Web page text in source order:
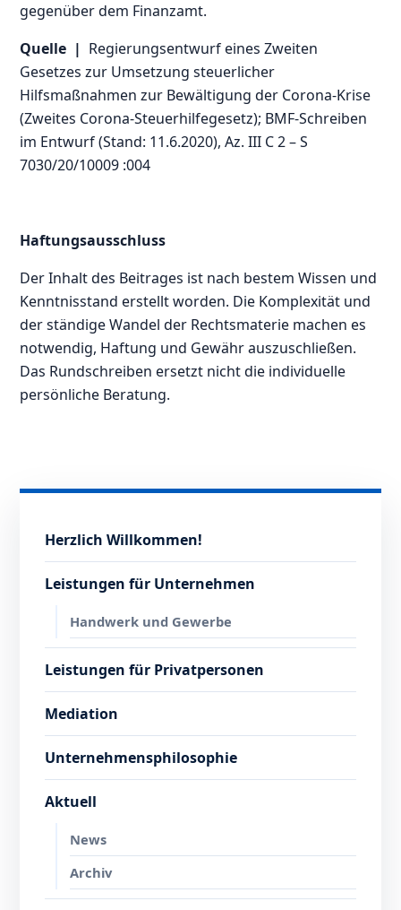
gegenüber dem Finanzamt.
Quelle | Regierungsentwurf eines Zweiten
Gesetzes zur Umsetzung steuerlicher
Hilfsmaßnahmen zur Bewältigung der Corona-Krise
(Zweites Corona-Steuerhilfegesetz); BMF-Schreiben
im Entwurf (Stand: 11.6.2020), Az. III C 2 – S
7030/20/10009 :004
Haftungsausschluss
Der Inhalt des Beitrages ist nach bestem Wissen und
Kenntnisstand erstellt worden. Die Komplexität und
der ständige Wandel der Rechtsmaterie machen es
notwendig, Haftung und Gewähr auszuschließen.
Das Rundschreiben ersetzt nicht die individuelle
persönliche Beratung.
Herzlich Willkommen!
Leistungen für Unternehmen
Handwerk und Gewerbe
Leistungen für Privatpersonen
Mediation
Unternehmensphilosophie
Aktuell
News
Archiv